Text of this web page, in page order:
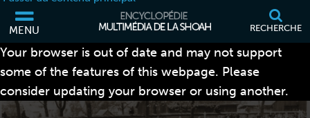
MENU RECHERCHE
Your browser is out of date and may not support
some of the features of this webpage. Please
consider updating your browser or using another.